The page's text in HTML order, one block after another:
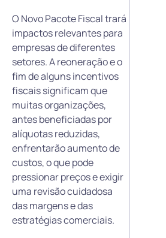
O Novo Pacote Fiscal trará
impactos relevantes para
empresas de diferentes
setores. A reoneração e o
fim de alguns incentivos
fiscais significam que
muitas organizações,
antes beneficiadas por
alíquotas reduzidas,
enfrentarão aumento de
custos, o que pode
pressionar preços e exigir
uma revisão cuidadosa
das margens e das
estratégias comerciais.